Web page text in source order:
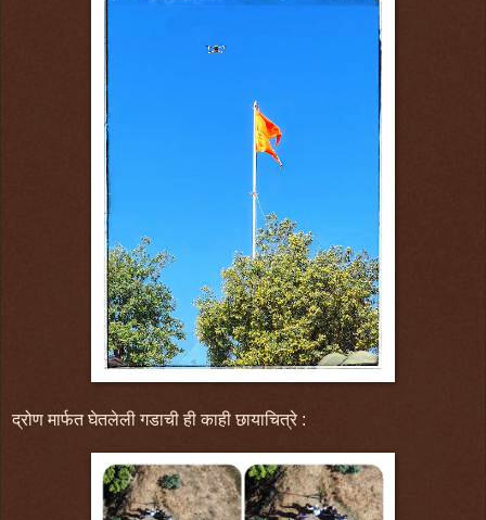
द्रोण मार्फत घेतलेली गडाची ही काही छायाचित्रे :